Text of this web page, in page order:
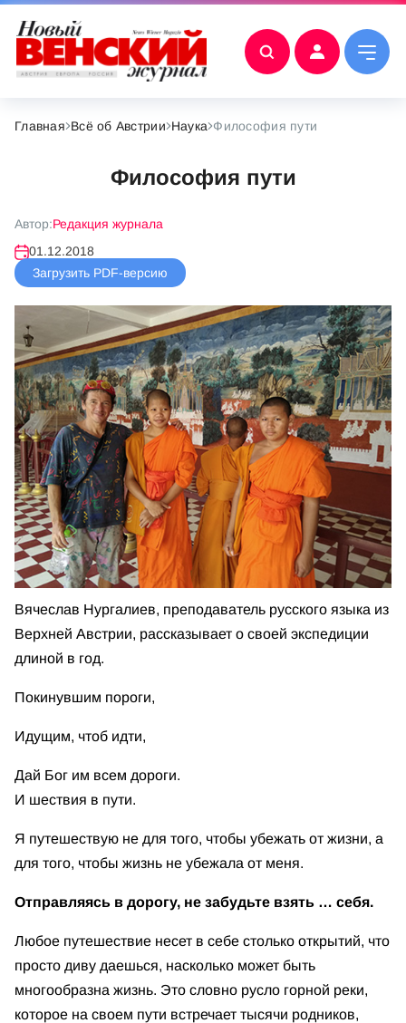
Главная Всё об Австрии Наука Философия пути
Философия пути
Автор:Редакция журнала
01.12.2018
Загрузить PDF-версию
Вячеслав Нургалиев, преподаватель русского языка из
Верхней Австрии, рассказывает о своей экспедиции
длиной в год.
Покинувшим пороги,
Идущим, чтоб идти,
Дай Бог им всем дороги.
И шествия в пути.
Я путешествую не для того, чтобы убежать от жизни, а
для того, чтобы жизнь не убежала от меня.
Отправляясь в дорогу, не забудьте взять … себя.
Любое путешествие несет в себе столько открытий, что
просто диву даешься, насколько может быть
многообразна жизнь. Это словно русло горной реки,
которое на своем пути встречает тысячи родников,